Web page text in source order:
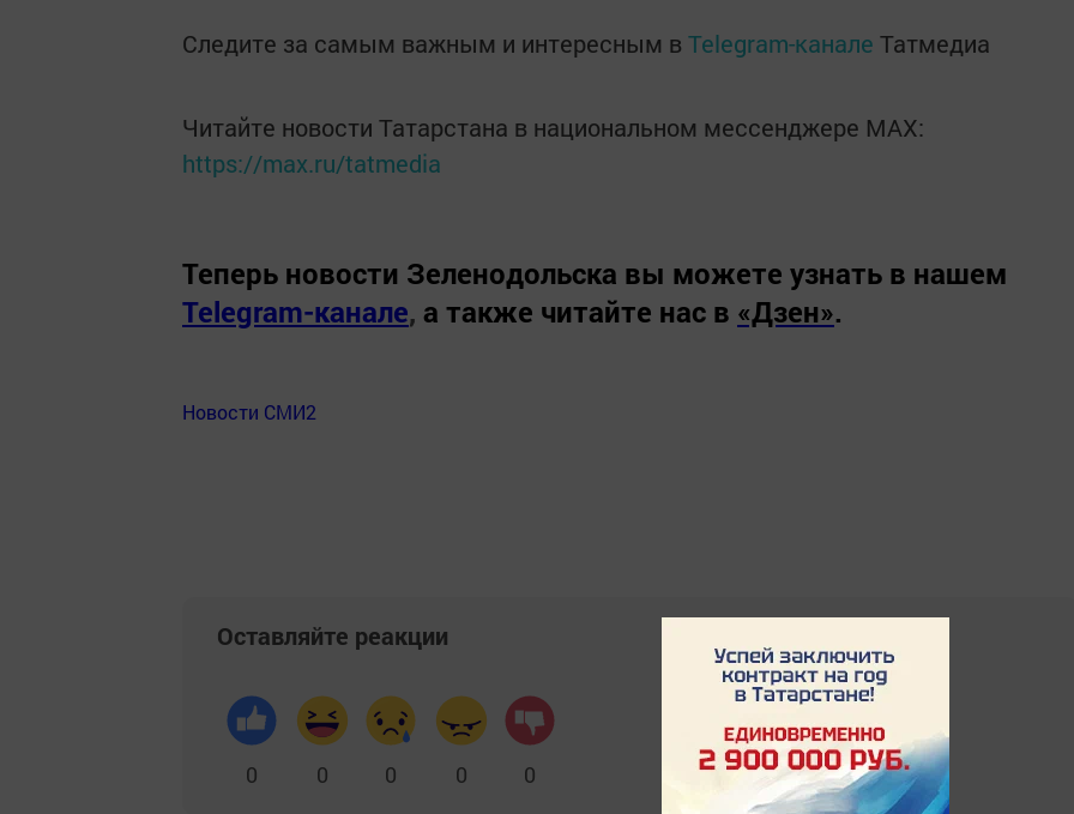
Следите за самым важным и интересным в Telegram-канале Татмедиа
Читайте новости Татарстана в национальном мессенджере MАХ:
https://max.ru/tatmedia
Теперь новости Зеленодольска вы можете узнать в нашем
Telegram-канале, а также читайте нас в «Дзен».
Новости СМИ2
Оставляйте реакции
0 0 0 0 0